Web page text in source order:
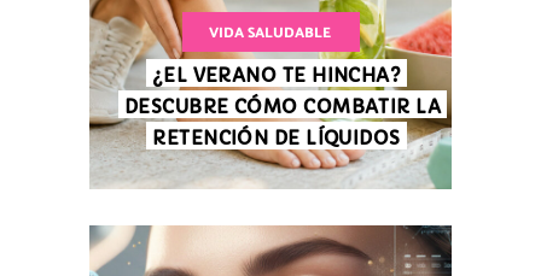
VIDA SALUDABLE
¿EL VERANO TE HINCHA?
DESCUBRE CÓMO COMBATIR LA
RETENCIÓN DE LÍQUIDOS